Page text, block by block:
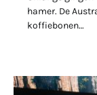
hamer. De
koffiebonen…